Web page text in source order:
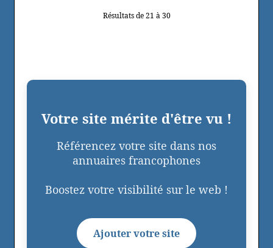
Résultats de 21 à 30
Votre site mérite d'être vu !
Référencez votre site dans nos
annuaires francophones
Boostez votre visibilité sur le web !
Ajouter votre site